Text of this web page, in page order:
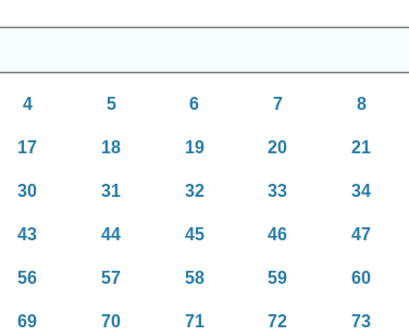
4 5 6 7 8
17 18 19 20 21
30 31 32 33 34
43 44 45 46 47
56 57 58 59 60
69 70 71 72 73